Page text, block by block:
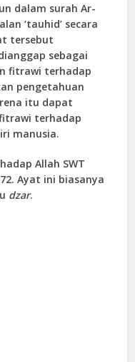
dalam surah Ar-
‘tauhid’ secara
tersebut
sebagai
fitrawi terhadap
pengetahuan
itu dapat
terhadap
manusia.
Allah SWT
Ayat ini biasanya
dzar.